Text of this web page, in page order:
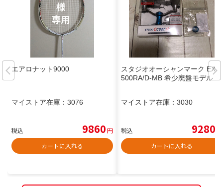
エアロナット9000
マイストア在庫： 3076
税込 9860円
カートに入れる
スタジオオーシャンマーク EX2
500RA/D-MB 希少廃盤モデル
マイストア在庫： 3030
税込 9280
カートに入れる